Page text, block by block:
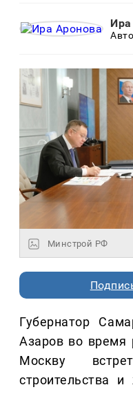
Минстрой РФ
Губернатор
Азаров во время
Москву
строительства